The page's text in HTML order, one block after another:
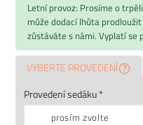
Letní provoz: Prosíme o
může dodací lhůta
zůstáváte s námi. Vyplatí se
VYBERTE PROVEDENÍ
Provedení sedáku *
prosím zvolte